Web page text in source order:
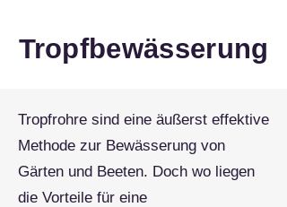
Tropfbewässerung
Tropfrohre sind eine äußerst effektive
Methode zur Bewässerung von
Gärten und Beeten. Doch wo liegen
die Vorteile für eine